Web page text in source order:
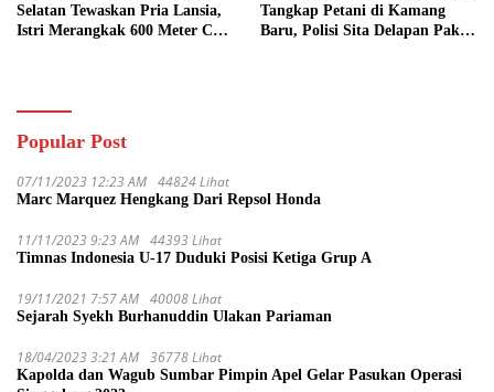
Selatan Tewaskan Pria Lansia,
Istri Merangkak 600 Meter Cari
Tangkap Petani di Kamang
Baru, Polisi Sita Delapan Paket
Popular Post
07/11/2023 12:23 AM 44824 Lihat
Marc Marquez Hengkang Dari Repsol Honda
11/11/2023 9:23 AM 44393 Lihat
Timnas Indonesia U-17 Duduki Posisi Ketiga Grup A
19/11/2021 7:57 AM 40008 Lihat
Sejarah Syekh Burhanuddin Ulakan Pariaman
18/04/2023 3:21 AM 36778 Lihat
Kapolda dan Wagub Sumbar Pimpin Apel Gelar Pasukan Operasi